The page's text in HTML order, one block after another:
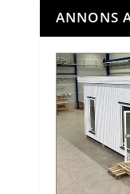
ANNONS